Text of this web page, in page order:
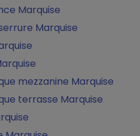
Marquise
Marquise
mezzanine Marquise
terrasse Marquise